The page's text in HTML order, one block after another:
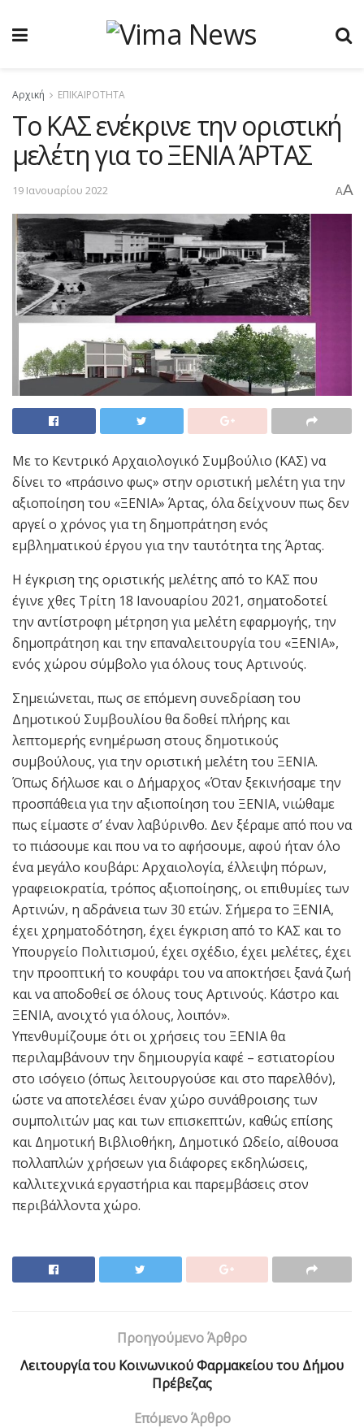
Αρχική ΕΠΙΚΑΙΡΟΤΗΤΑ
Το ΚΑΣ ενέκρινε την οριστική
μελέτη για το ΞΕΝΙΑ ΆΡΤΑΣ
19 Ιανουαρίου 2022 AA
Με το Κεντρικό Αρχαιολογικό Συμβούλιο (ΚΑΣ) να
δίνει το «πράσινο φως» στην οριστική μελέτη για την
αξιοποίηση του «ΞΕΝΙΑ» Άρτας, όλα δείχνουν πως δεν
αργεί ο χρόνος για τη δημοπράτηση ενός
εμβληματικού έργου για την ταυτότητα της Άρτας.
Η έγκριση της οριστικής μελέτης από το ΚΑΣ που
έγινε χθες Τρίτη 18 Ιανουαρίου 2021, σηματοδοτεί
την αντίστροφη μέτρηση για μελέτη εφαρμογής, την
δημοπράτηση και την επαναλειτουργία του «ΞΕΝΙΑ»,
ενός χώρου σύμβολο για όλους τους Αρτινούς.
Σημειώνεται, πως σε επόμενη συνεδρίαση του
Δημοτικού Συμβουλίου θα δοθεί πλήρης και
λεπτομερής ενημέρωση στους δημοτικούς
συμβούλους, για την οριστική μελέτη του ΞΕΝΙΑ.
Όπως δήλωσε και ο Δήμαρχος «Όταν ξεκινήσαμε την
προσπάθεια για την αξιοποίηση του ΞΕΝΙΑ, νιώθαμε
πως είμαστε σ’ έναν λαβύρινθο. Δεν ξέραμε από που να
το πιάσουμε και που να το αφήσουμε, αφού ήταν όλο
ένα μεγάλο κουβάρι: Αρχαιολογία, έλλειψη πόρων,
γραφειοκρατία, τρόπος αξιοποίησης, οι επιθυμίες των
Αρτινών, η αδράνεια των 30 ετών. Σήμερα το ΞΕΝΙΑ,
έχει χρηματοδότηση, έχει έγκριση από το ΚΑΣ και το
Υπουργείο Πολιτισμού, έχει σχέδιο, έχει μελέτες, έχει
την προοπτική το κουφάρι του να αποκτήσει ξανά ζωή
και να αποδοθεί σε όλους τους Αρτινούς. Κάστρο και
ΞΕΝΙΑ, ανοιχτό για όλους, λοιπόν».
Υπενθυμίζουμε ότι οι χρήσεις του ΞΕΝΙΑ θα
περιλαμβάνουν την δημιουργία καφέ – εστιατορίου
στο ισόγειο (όπως λειτουργούσε και στο παρελθόν),
ώστε να αποτελέσει έναν χώρο συνάθροισης των
συμπολιτών μας και των επισκεπτών, καθώς επίσης
και Δημοτική Βιβλιοθήκη, Δημοτικό Ωδείο, αίθουσα
πολλαπλών χρήσεων για διάφορες εκδηλώσεις,
καλλιτεχνικά εργαστήρια και παρεμβάσεις στον
περιβάλλοντα χώρο.
Προηγούμενο Άρθρο
Λειτουργία του Κοινωνικού Φαρμακείου του Δήμου
Πρέβεζας
Επόμενο Άρθρο